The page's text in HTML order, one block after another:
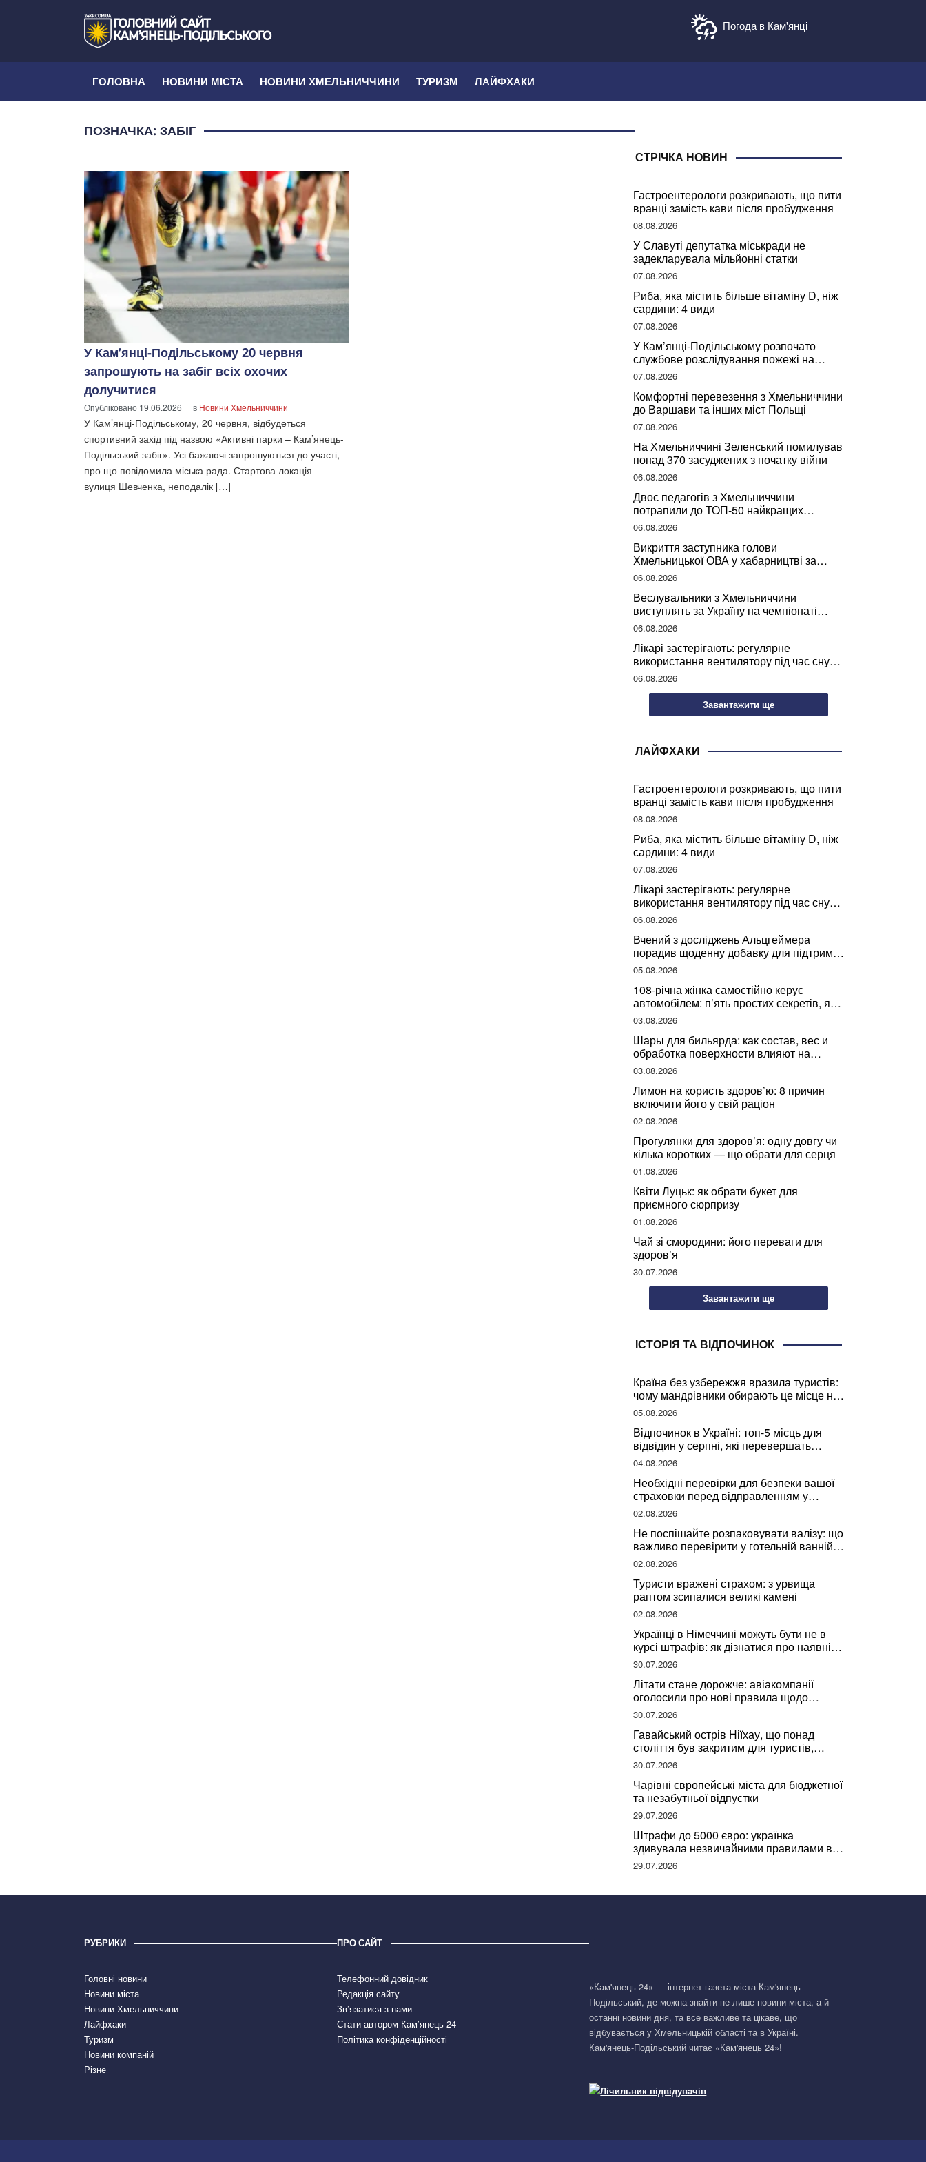
Погода в Кам'янці
ГОЛОВНА НОВИНИ МІСТА НОВИНИ ХМЕЛЬНИЧЧИНИ ТУРИЗМ ЛАЙФХАКИ
ПОЗНАЧКА: ЗАБІГ
У Кам’янці-Подільському 20 червня
запрошують на забіг всіх охочих
долучитися
Опубліковано 19.06.2026 в Новини Хмельниччини
У Кам’янці-Подільському, 20 червня, відбудеться
спортивний захід під назвою «Активні парки – Кам’янець-
Подільський забіг». Усі бажаючі запрошуються до участі,
про що повідомила міська рада. Стартова локація –
вулиця Шевченка, неподалік […]
СТРІЧКА НОВИН
Гастроентерологи розкривають, що пити
вранці замість кави після пробудження
08.08.2026
У Славуті депутатка міськради не
задекларувала мільйонні статки
07.08.2026
Риба, яка містить більше вітаміну D, ніж
сардини: 4 види
07.08.2026
У Кам’янці-Подільському розпочато
службове розслідування пожежі на
сміттєзвалищі
07.08.2026
Комфортні перевезення з Хмельниччини
до Варшави та інших міст Польщі
07.08.2026
На Хмельниччині Зеленський помилував
понад 370 засуджених з початку війни
06.08.2026
Двоє педагогів з Хмельниччини
потрапили до ТОП-50 найкращих
учителів України
06.08.2026
Викриття заступника голови
Хмельницької ОВА у хабарництві за
підписання контрактів на ремонт доріг
06.08.2026
Веслувальники з Хмельниччини
виступлять за Україну на чемпіонаті
світу
06.08.2026
Лікарі застерігають: регулярне
використання вентилятору під час сну
може негативно вплинути на ваше
здоров’я
06.08.2026
Завантажити ще
ЛАЙФХАКИ
Гастроентерологи розкривають, що пити
вранці замість кави після пробудження
08.08.2026
Риба, яка містить більше вітаміну D, ніж
сардини: 4 види
07.08.2026
Лікарі застерігають: регулярне
використання вентилятору під час сну
може негативно вплинути на ваше
здоров’я
06.08.2026
Вчений з досліджень Альцгеймера
порадив щоденну добавку для підтримки
мозкової діяльності
05.08.2026
108-річна жінка самостійно керує
автомобілем: п’ять простих секретів, які
допомогли їй дожити до століття
03.08.2026
Шары для бильярда: как состав, вес и
обработка поверхности влияют на
динамику игры
03.08.2026
Лимон на користь здоров’ю: 8 причин
включити його у свій раціон
02.08.2026
Прогулянки для здоров’я: одну довгу чи
кілька коротких — що обрати для серця
01.08.2026
Квіти Луцьк: як обрати букет для
приємного сюрпризу
01.08.2026
Чай зі смородини: його переваги для
здоров’я
30.07.2026
Завантажити ще
ІСТОРІЯ ТА ВІДПОЧИНОК
Країна без узбережжя вразила туристів:
чому мандрівники обирають це місце на
відпочинок
05.08.2026
Відпочинок в Україні: топ-5 місць для
відвідин у серпні, які перевершать
закордонні враження
04.08.2026
Необхідні перевірки для безпеки вашої
страховки перед відправленням у
подорож
02.08.2026
Не поспішайте розпаковувати валізу: що
важливо перевірити у готельній ванній
за словами досвідченої мандрівниці
02.08.2026
Туристи вражені страхом: з урвища
раптом зсипалися великі камені
02.08.2026
Українці в Німеччині можуть бути не в
курсі штрафів: як дізнатися про наявні
борги
30.07.2026
Літати стане дорожче: авіакомпанії
оголосили про нові правила щодо
вибору місць
30.07.2026
Гавайський острів Ніїхау, що понад
століття був закритим для туристів,
починає приймати перших відвідувачів
30.07.2026
Чарівні європейські міста для бюджетної
та незабутньої відпустки
29.07.2026
Штрафи до 5000 євро: українка
здивувала незвичайними правилами в
Німеччині та поділилася правдою
29.07.2026
РУБРИКИ
Головні новини
Новини міста
Новини Хмельниччини
Лайфхаки
Туризм
Новини компаній
Різне
ПРО САЙТ
Телефонний довідник
Редакція сайту
Зв’язатися з нами
Стати автором Кам’янець 24
Політика конфіденційності
«Кам'янець 24» — інтернет-газета міста Кам'янець-
Подільський, де можна знайти не лише новини міста, а й
останні новини дня, та все важливе та цікаве, що
відбувається у Хмельницькій області та в Україні.
Кам'янець-Подільський читає «Кам'янець 24»!